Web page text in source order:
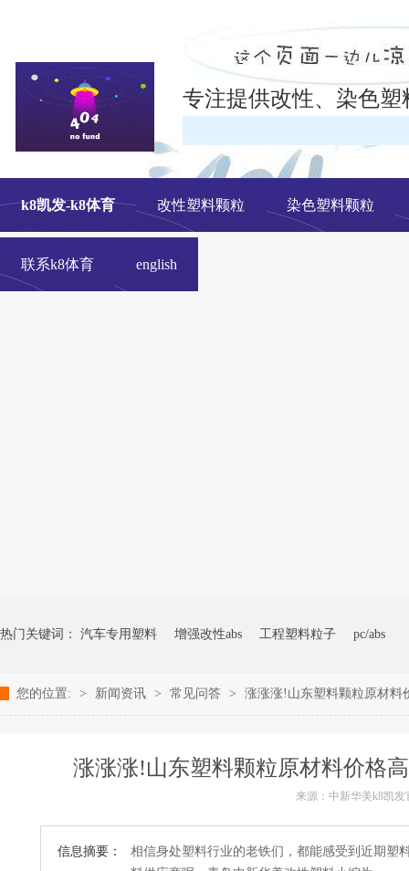
专注提供改性、染色
k8凯发-k8体育 改性塑料颗粒 染色塑料颗粒
联系k8体育 english
热门关键词： 汽车专用塑料 增强改性abs 工程塑料粒子 pc/abs
您的位置: > 新闻资讯 > 常见问答 > 涨涨涨!山东塑料颗粒原材料
涨涨涨!山东塑料颗粒原材料价格
来源：中新华美k8凯
信息摘要：
相信身处塑料行业的老铁们，都能感受到近期塑